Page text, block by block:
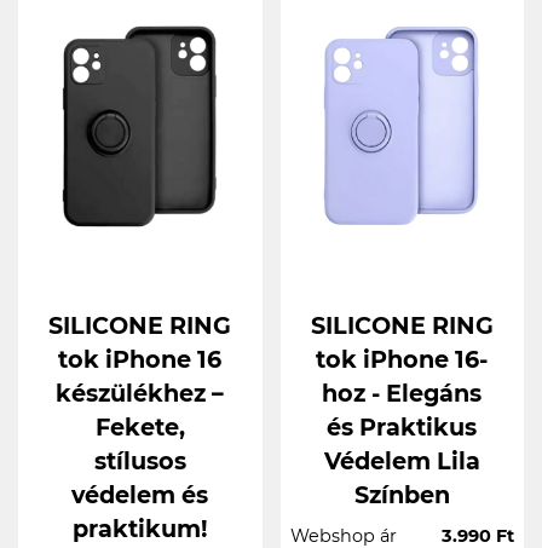
SILICONE RING
tok iPhone 16
készülékhez –
Fekete,
stílusos
védelem és
praktikum!
SILICONE RING
tok iPhone 16-
hoz - Elegáns
és Praktikus
Védelem Lila
Színben
Webshop ár 3.990 Ft